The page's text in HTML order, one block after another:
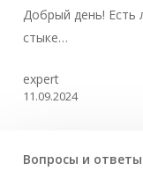
Добрый день! Есть
стыке…
expert
11.09.2024
Вопросы и ответы